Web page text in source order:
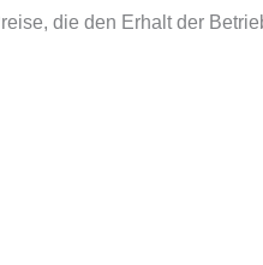
die den Erhalt der